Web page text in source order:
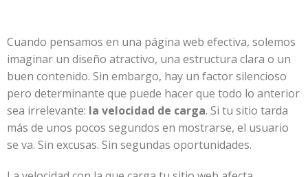
Cuando pensamos en una página web efectiva, solemos
imaginar un diseño atractivo, una estructura clara o un
buen contenido. Sin embargo, hay un factor silencioso
pero determinante que puede hacer que todo lo anterior
sea irrelevante: la velocidad de carga. Si tu sitio tarda
más de unos pocos segundos en mostrarse, el usuario
se va. Sin excusas. Sin segundas oportunidades.